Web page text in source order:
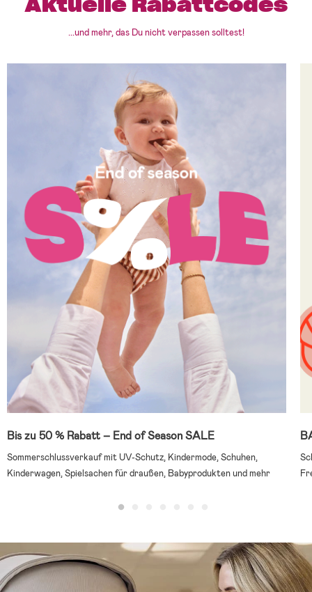
...und mehr, das Du nicht verpassen solltest!
Bis zu 50 % Rabatt – End of Season SALE
Sommerschlussverkauf mit UV-Schutz, Kindermode, Schuhen,
Kinderwagen, Spielsachen für draußen, Babyprodukten und mehr